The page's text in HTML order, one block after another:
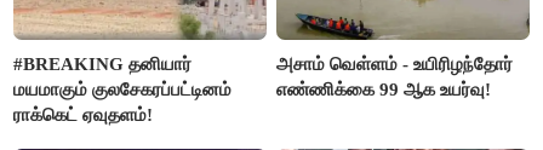
#BREAKING தனியார்
மயமாகும் குலசேகரப்பட்டினம்
ராக்கெட் ஏவுதளம்!
அசாம் வெள்ளம் - உயிரிழந்தோர்
எண்ணிக்கை 99 ஆக உயர்வு!